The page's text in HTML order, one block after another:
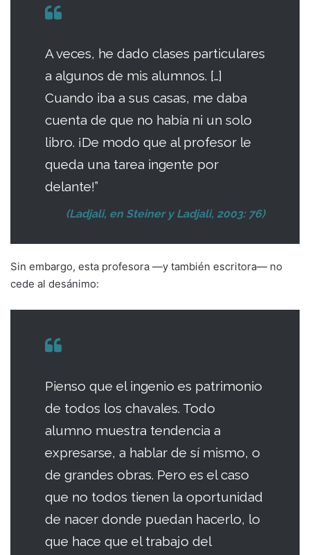
A veces, he dado clases particulares
a algunos de mis alumnos. […]
Cuando iba a sus casas, me daba
cuenta de que no había ni un solo
libro. ¡De modo que al profesor le
queda una tarea ingente por
delante!”
(Ladjali, en Steiner y Ladjali, 2003: 76)
Sin embargo, esta profesora —y también escritora— no
cede al desánimo:
Pienso que el ingenio es patrimonio
de todos los chavales. Todo
alumno muestra tendencia a
expresarse, a hablar de sí mismo, o
de grandes obras. Pero es el caso
que no todos tienen la oportunidad
de nacer donde puedan hacerlo, lo
que hace que el trabajo del